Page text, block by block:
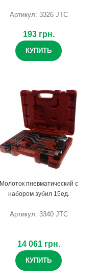
Артикул: 3326 JTC
193 грн.
КУПИТЬ
Молоток пневматический с
набором зубил 15ед.
Артикул: 3340 JTC
14 061 грн.
КУПИТЬ